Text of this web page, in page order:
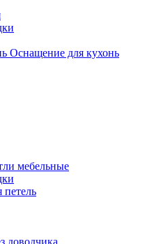
Оснащение для кухонь
мебельные
доводчика